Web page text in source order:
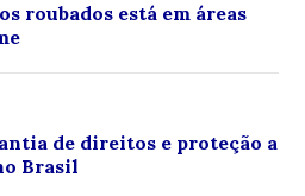
roubados está em áreas
de direitos e proteção a
Brasil